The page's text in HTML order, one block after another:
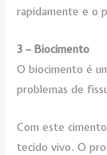
rapidamente e o
3 – Biocimento
O biocimento é
problemas de
Com este
tecido vivo. O